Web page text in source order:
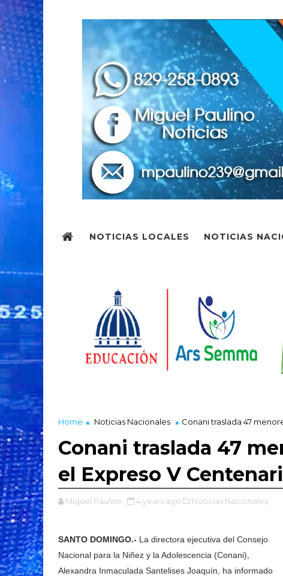
NOTICIAS LOCALES NOTICIAS
Home Noticias Nacionales Conani traslada 47
Conani traslada 47
el Expreso V
Miguel Paulino 4 years ago Noticias Nacionales,
SANTO DOMINGO.- La directora ejecutiva del Consejo
Nacional para la Niñez y la Adolescencia (Conani),
Alexandra Inmaculada Santelises Joaquín, ha informado